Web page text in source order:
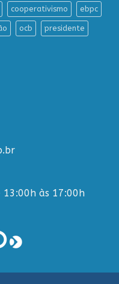
cooperativismo ebpc
ocb presidente
13:00h às 17:00h